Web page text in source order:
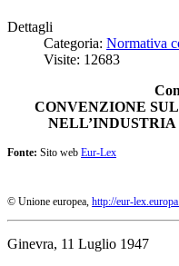
Dettagli
Categoria: Normativa
Visite: 12683
CONVENZIONE
NELL’INDUSTRIA
Fonte: Sito web Eur-Lex
© Unione europea, http://eur-
Ginevra, 11 Luglio 1947